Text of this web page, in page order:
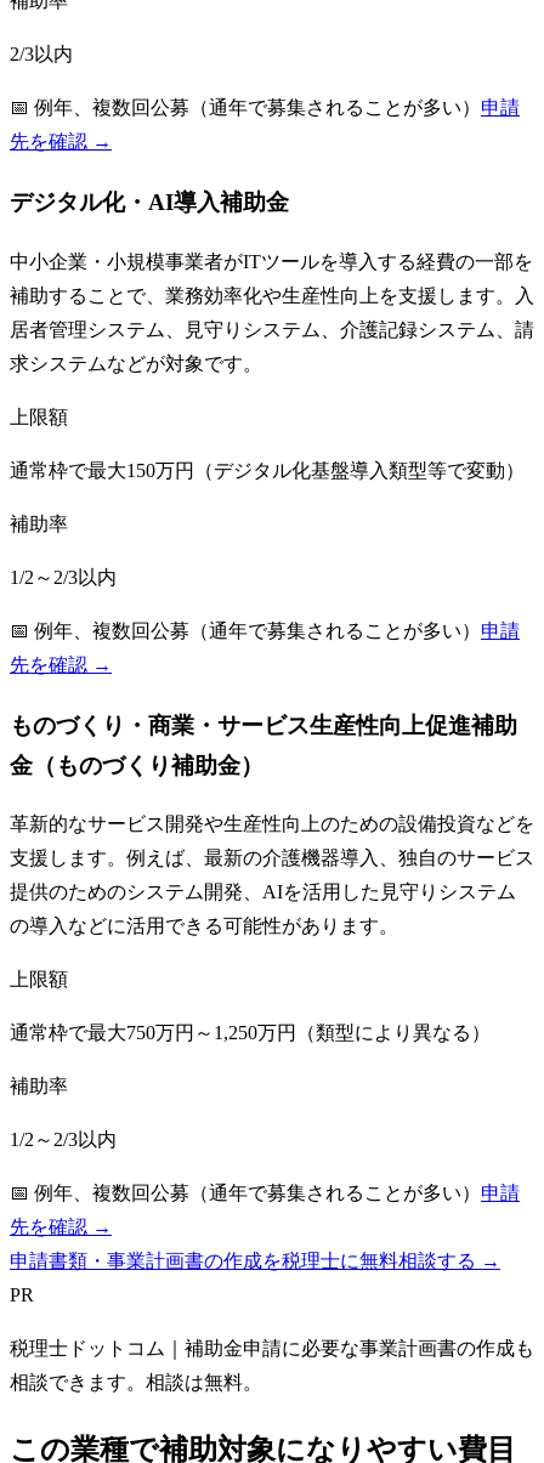
2/3以内
📅 例年、複数回公募（通年で募集されることが多い） 申請
先を確認 →
デジタル化・AI導入補助金
中小企業・小規模事業者がITツールを導入する経費の一部を
補助することで、業務効率化や生産性向上を支援します。入
居者管理システム、見守りシステム、介護記録システム、請
求システムなどが対象です。
上限額
通常枠で最大150万円（デジタル化基盤導入類型等で変動）
補助率
1/2～2/3以内
📅 例年、複数回公募（通年で募集されることが多い） 申請
先を確認 →
ものづくり・商業・サービス生産性向上促進補助
金（ものづくり補助金）
革新的なサービス開発や生産性向上のための設備投資などを
支援します。例えば、最新の介護機器導入、独自のサービス
提供のためのシステム開発、AIを活用した見守りシステム
の導入などに活用できる可能性があります。
上限額
通常枠で最大750万円～1,250万円（類型により異なる）
補助率
1/2～2/3以内
📅 例年、複数回公募（通年で募集されることが多い） 申請
先を確認 →
申請書類・事業計画書の作成を税理士に無料相談する →
PR
税理士ドットコム
｜補助金申請に必要な事業計画書の作成も
相談できます。相談は無料。
この業種で補助対象になりやすい費目